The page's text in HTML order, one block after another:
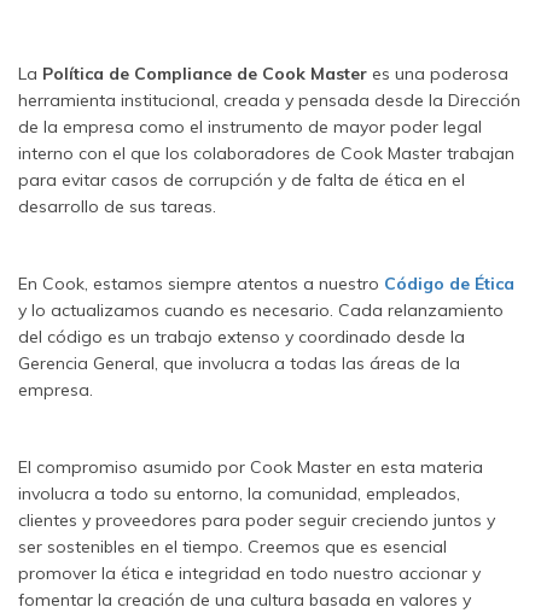
La Política de Compliance de Cook Master es una poderosa
herramienta institucional, creada y pensada desde la Dirección
de la empresa como el instrumento de mayor poder legal
interno con el que los colaboradores de Cook Master trabajan
para evitar casos de corrupción y de falta de ética en el
desarrollo de sus tareas.
En Cook, estamos siempre atentos a nuestro Código de Ética
y lo actualizamos cuando es necesario. Cada relanzamiento
del código es un trabajo extenso y coordinado desde la
Gerencia General, que involucra a todas las áreas de la
empresa.
El compromiso asumido por Cook Master en esta materia
involucra a todo su entorno, la comunidad, empleados,
clientes y proveedores para poder seguir creciendo juntos y
ser sostenibles en el tiempo. Creemos que es esencial
promover la ética e integridad en todo nuestro accionar y
fomentar la creación de una cultura basada en valores y